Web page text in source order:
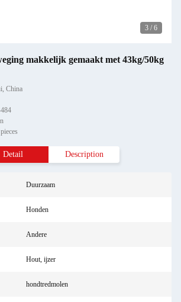
3 / 6
makkelijk gemaakt met 43kg/50kg
China
Detail Description
Duurzaam
Honden
Andere
Hout, ijzer
hondtredmolen